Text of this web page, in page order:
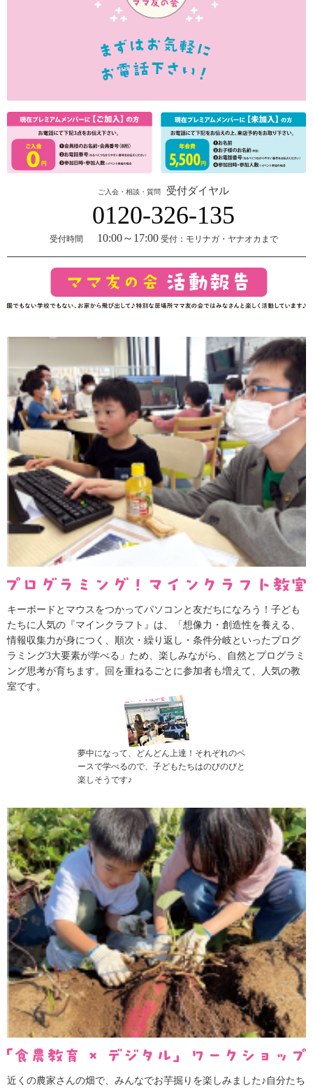
ご入会・相談・質問 受付ダイヤル
0120-326-135
受付時間 10:00～17:00受付：モリナガ・ヤナオカまで
キーボードとマウスをつかってパソコンと友だちになろう！子ども
たちに人気の『マインクラフト』は、「想像力・創造性を養える、
情報収集力が身につく、順次・繰り返し・条件分岐といったプログ
ラミング3大要素が学べる」ため、楽しみながら、自然とプログラミ
ング思考が育ちます。回を重ねるごとに参加者も増えて、人気の教
室です。
夢中になって、どんどん上達！それぞれのペ
ースで学べるので、子どもたちはのびのびと
楽しそうです♪
近くの農家さんの畑で、みんなでお芋掘りを楽しみました♪自分たち